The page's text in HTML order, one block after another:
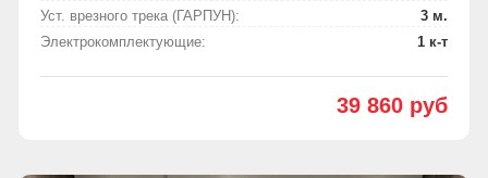
Уст. врезного трека (ГАРПУН):
3 м.
Электрокомплектующие:
1 к-т
39 860 руб